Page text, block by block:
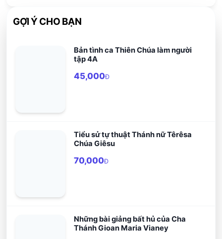
GỢI Ý CHO BẠN
Bản tình ca Thiên Chúa làm người
tập 4A
45,000Đ
Tiểu sử tự thuật Thánh nữ Têrêsa
Chúa Giêsu
70,000Đ
Những bài giảng bất hủ của Cha
Thánh Gioan Maria Vianey